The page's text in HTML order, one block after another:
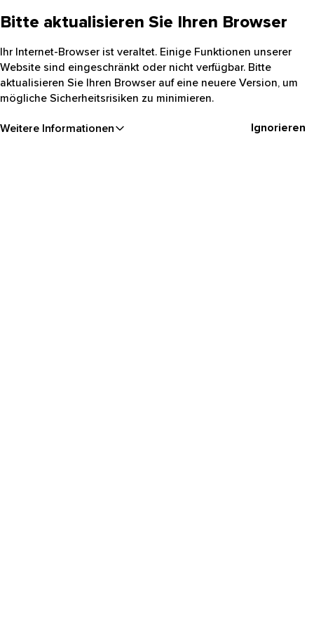
Bitte aktualisieren Sie Ihren Browser
Ihr Internet-Browser ist veraltet. Einige Funktionen unserer
Website sind eingeschränkt oder nicht verfügbar. Bitte
aktualisieren Sie Ihren Browser auf eine neuere Version, um
mögliche Sicherheitsrisiken zu minimieren.
Weitere Informationen Ignorieren